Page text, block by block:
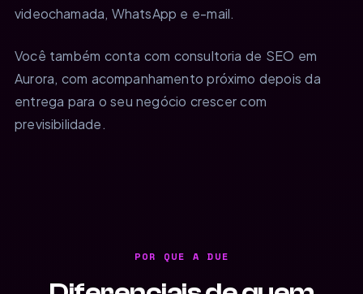
videochamada, WhatsApp e e-mail.
Você também conta com consultoria de SEO em
Aurora, com acompanhamento próximo depois da
entrega para o seu negócio crescer com
previsibilidade.
POR QUE A DUE